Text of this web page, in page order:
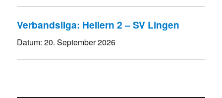
Verbandsliga: Hellern 2 – SV Lingen
Datum:20. September 2026